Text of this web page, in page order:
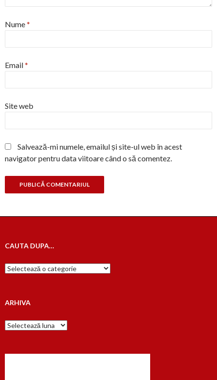
Nume*
Email*
Site web
Salvează-mi numele, emailul și site-ul web în acest
navigator pentru data viitoare când o să comentez.
CAUTA DUPA…
Cauta
dupa…
ARHIVA
Arhiva